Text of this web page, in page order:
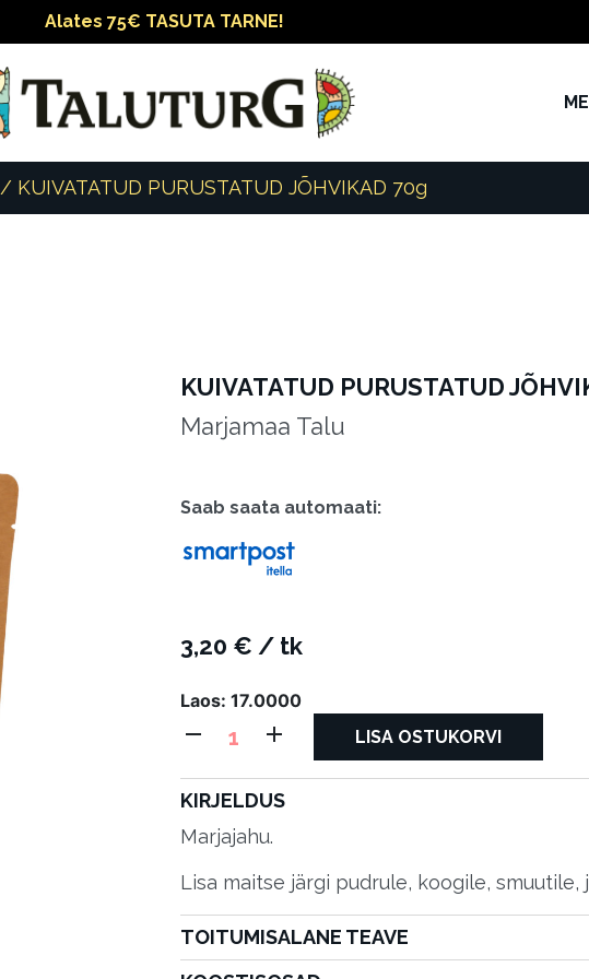
Alates 75€ TASUTA TARNE!
/ KUIVATATUD PURUSTATUD JÕHVIKAD 70g
KUIVATATUD PURUSTATUD
Marjamaa Talu
Saab saata automaati:
3,20 € / tk
Laos: 17.0000
KUIVATATUD
PURUSTATUD
JÕHVIKAD
70g
kogus
LISA OSTUKORVI
KIRJELDUS
Marjajahu.
Lisa maitse järgi pudrule, koogile, smuutile,
TOITUMISALANE TEAVE